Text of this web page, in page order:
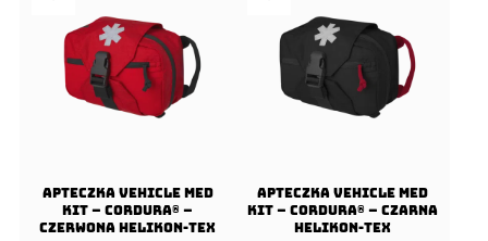
Apteczka Vehicle Med
Kit – Cordura® –
Czerwona Helikon-Tex
Apteczka Vehicle Med
Kit – Cordura® – Czarna
Helikon-Tex